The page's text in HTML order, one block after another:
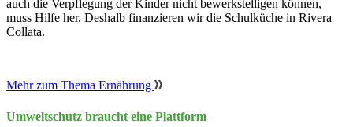
auch die Verpflegung der Kinder nicht bewerkstelligen können,
muss Hilfe her. Deshalb finanzieren wir die Schulküche in Rivera
Collata.
Mehr zum Thema Ernährung
Umweltschutz braucht eine Plattform